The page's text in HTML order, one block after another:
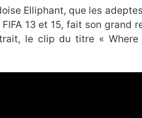
Elliphant, que les
13 et 15, fait son grand
le clip du titre «